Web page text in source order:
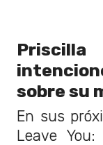
sobre su
En sus
Leave